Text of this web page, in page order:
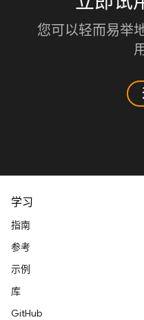
您可以轻而易举
学习
指南
参考
示例
库
GitHub